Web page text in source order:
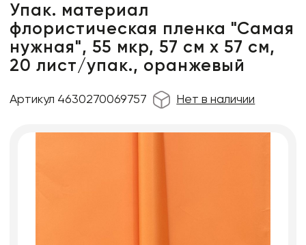
Декор для дома
Лента
Товары для флористов
Пакеты для цветов и подарков
Искусственные цветы и растения
Упак. материал
флористическая пленка "Самая
нужная", 55 мкр, 57 см х 57 см,
20 лист/упак., оранжевый
Артикул 4630270069757 Нет в наличии